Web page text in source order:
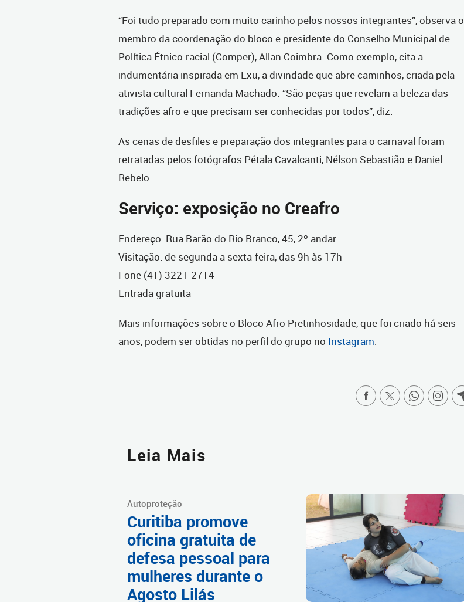
“Foi tudo preparado com muito carinho pelos nossos integrantes”, observa o
membro da coordenação do bloco e presidente do Conselho Municipal de
Política Étnico-racial (Comper), Allan Coimbra. Como exemplo, cita a
indumentária inspirada em Exu, a divindade que abre caminhos, criada pela
ativista cultural Fernanda Machado. “São peças que revelam a beleza das
tradições afro e que precisam ser conhecidas por todos”, diz.
As cenas de desfiles e preparação dos integrantes para o carnaval foram
retratadas pelos fotógrafos Pétala Cavalcanti, Nélson Sebastião e Daniel
Rebelo.
Serviço: exposição no Creafro
Endereço: Rua Barão do Rio Branco, 45, 2º andar
Visitação: de segunda a sexta-feira, das 9h às 17h
Fone (41) 3221-2714
Entrada gratuita
Mais informações sobre o Bloco Afro Pretinhosidade, que foi criado há seis
anos, podem ser obtidas no perfil do grupo no Instagram.
Leia Mais
Autoproteção
Curitiba promove
oficina gratuita de
defesa pessoal para
mulheres durante o
Agosto Lilás